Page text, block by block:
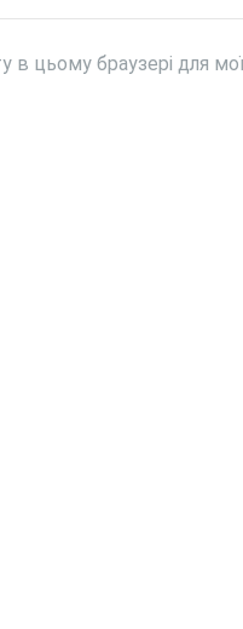
в цьому браузері для